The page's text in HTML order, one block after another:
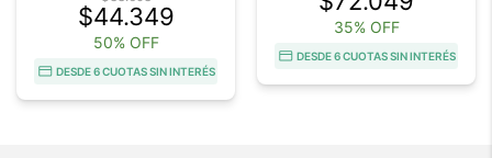
$44.349
50% OFF
DESDE 6 CUOTAS SIN INTERÉS
35% OFF
DESDE 6 CUOTAS SIN INTERÉS